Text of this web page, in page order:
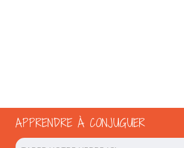
APPRENDRE À CONJUGUER